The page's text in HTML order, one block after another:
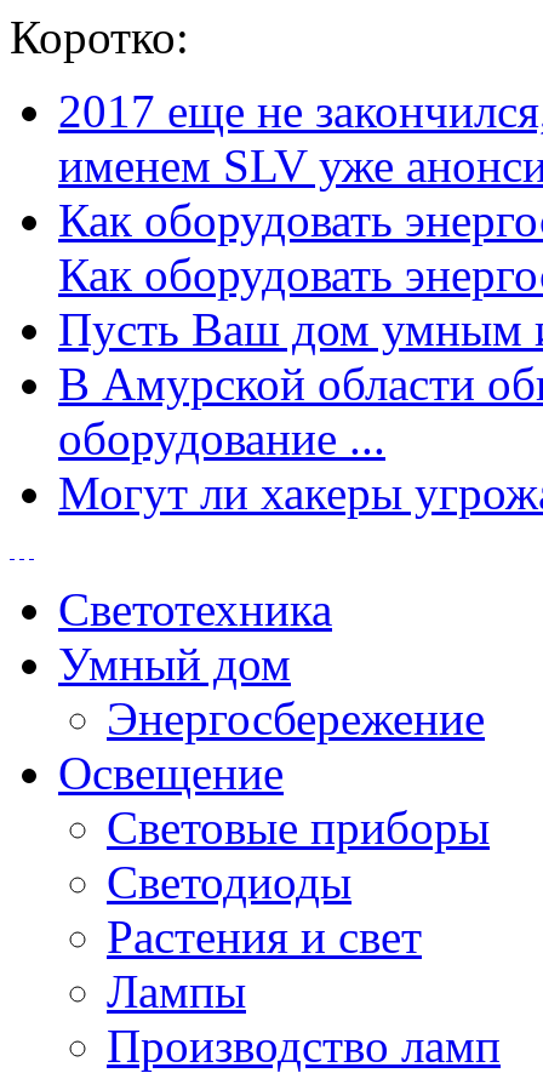
Коротко:
2017 еще не
именем SLV уже
Как оборудовать
Как оборудовать
Пусть Ваш дом умным
В Амурской области
оборудование ...
Могут ли хакеры
Светотехника
Умный дом
Энергосбережение
Освещение
Световые приборы
Светодиоды
Растения и свет
Лампы
Производство ламп